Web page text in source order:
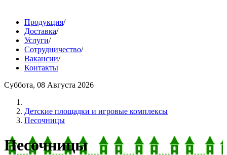
Продукция/
Доставка/
Услуги/
Сотрудничество/
Вакансии/
Контакты
Суббота, 08 Августа 2026
Детские площадки и игровые комплексы
Песочницы
Песочницы